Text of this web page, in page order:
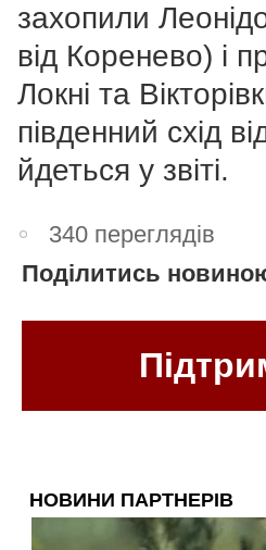
захопили
від Коренево) і
Локні та
південний схід
йдеться у звіті.
340 переглядів
Поділитись